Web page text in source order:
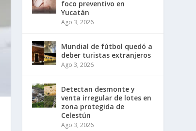
foco preventivo en
Yucatán
Ago 3, 2026
Mundial de fútbol quedó a
deber turistas extranjeros
Ago 3, 2026
Detectan desmonte y
venta irregular de lotes en
zona protegida de
Celestún
Ago 3, 2026